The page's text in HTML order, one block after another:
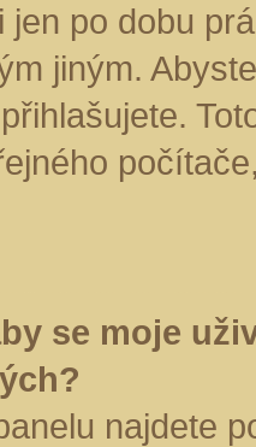
jen po dobu
jiným.
se moje
najdete